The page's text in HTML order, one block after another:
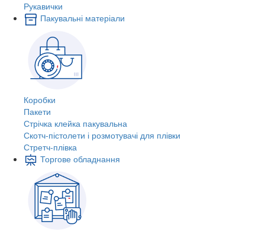
Рукавички
Пакувальні матеріали
Коробки
Пакети
Стрічка клейка пакувальна
Скотч-пістолети і розмотувачі для плівки
Стретч-плівка
Торгове обладнання